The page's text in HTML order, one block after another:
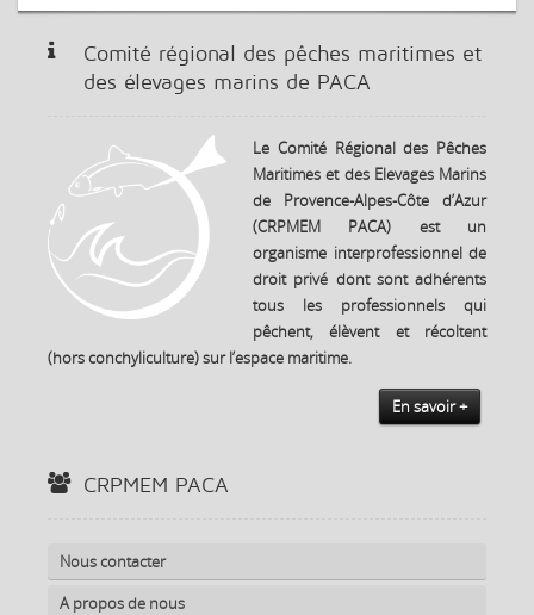
Comité régional des pêches maritimes et
des élevages marins de PACA
Le Comité Régional des Pêches
Maritimes et des Elevages Marins
de Provence-Alpes-Côte d’Azur
(CRPMEM PACA) est un
organisme interprofessionnel de
droit privé dont sont adhérents
tous les professionnels qui
pêchent, élèvent et récoltent
(hors conchyliculture) sur l’espace maritime.
En savoir +
CRPMEM PACA
Nous contacter
A propos de nous